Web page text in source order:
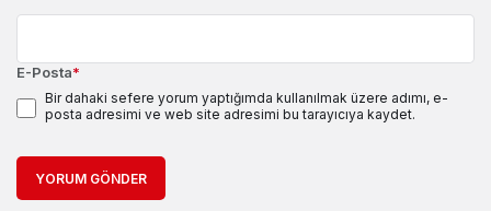
E-Posta*
Bir dahaki sefere yorum yaptığımda kullanılmak üzere adımı, e-
posta adresimi ve web site adresimi bu tarayıcıya kaydet.
YORUM GÖNDER